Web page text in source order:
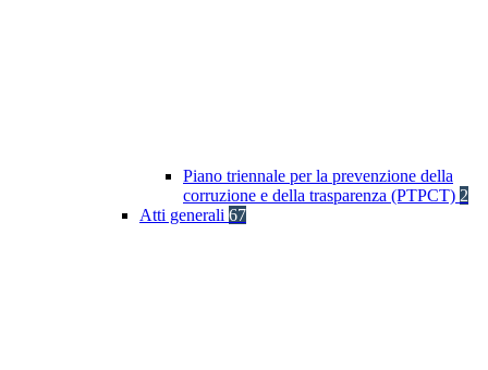
Piano triennale per la prevenzione della
corruzione e della trasparenza (PTPCT) 2
Atti generali 67